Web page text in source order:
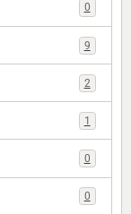
0
9
2
1
0
0